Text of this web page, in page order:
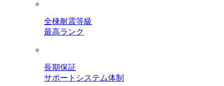
全棟耐震等級
最高ランク
長期保証
サポートシステム体制